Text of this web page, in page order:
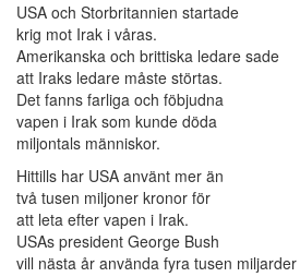
USA och Storbritannien startade
krig mot Irak i våras.
Amerikanska och brittiska ledare sade
att Iraks ledare måste störtas.
Det fanns farliga och föbjudna
vapen i Irak som kunde döda
miljontals människor.
Hittills har USA använt mer än
två tusen miljoner kronor för
att leta efter vapen i Irak.
USAs president George Bush
vill nästa år använda fyra tusen miljarder